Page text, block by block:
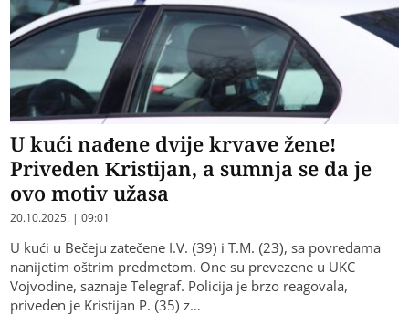
U kući nađene dvije krvave žene!
Priveden Kristijan, a sumnja se da je
ovo motiv užasa
20.10.2025. | 09:01
U kući u Bečeju zatečene I.V. (39) i T.M. (23), sa povredama
nanijetim oštrim predmetom. One su prevezene u UKC
Vojvodine, saznaje Telegraf. Policija je brzo reagovala,
priveden je Kristijan P. (35) z…